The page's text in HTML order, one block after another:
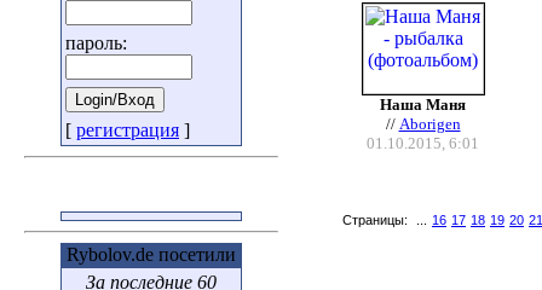
пароль:
[ регистрация ]
Rybolov.de посетили
За последние 60
Наша Маня
// Aborigen
01.10.2015, 6:01
Страницы: 16 17 18 19 20 21